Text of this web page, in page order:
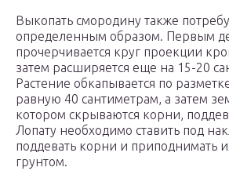
Выкопать смородину также
определенным образом. Первым
прочерчивается круг проекции
затем расширяется еще на 15-20
Растение обкапывается по
равную 40 сантиметрам, а затем
котором скрываются корни,
Лопату необходимо ставить под
поддевать корни и приподнимать
грунтом.